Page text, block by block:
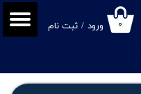
۰ ورود / ثبت نام